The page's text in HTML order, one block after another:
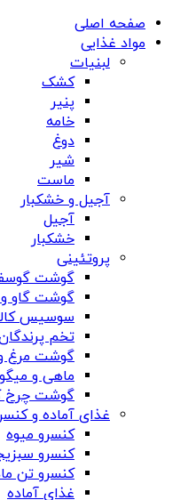
صفحه اصلی
مواد غذایی
لبنیات
کشک
پنیر
خامه
دوغ
شیر
ماست
آجیل و خشکبار
آجیل
خشکبار
پروتئینی
گوشت
گوشت گاو و
سوسیس
تخم
گوشت مرغ و
ماهی و میگو
گوشت چرخ
غذای آماده و
کنسرو میوه
کنسرو
کنسرو تن
غذای آماده